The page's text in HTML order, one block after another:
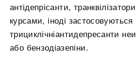
антідепрісанти,
курсами, іноді застосовуються
трициклічніантидепресанти
або бензодіазепіни.